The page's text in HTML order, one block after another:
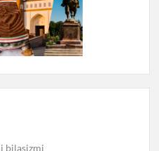
bilasizmi